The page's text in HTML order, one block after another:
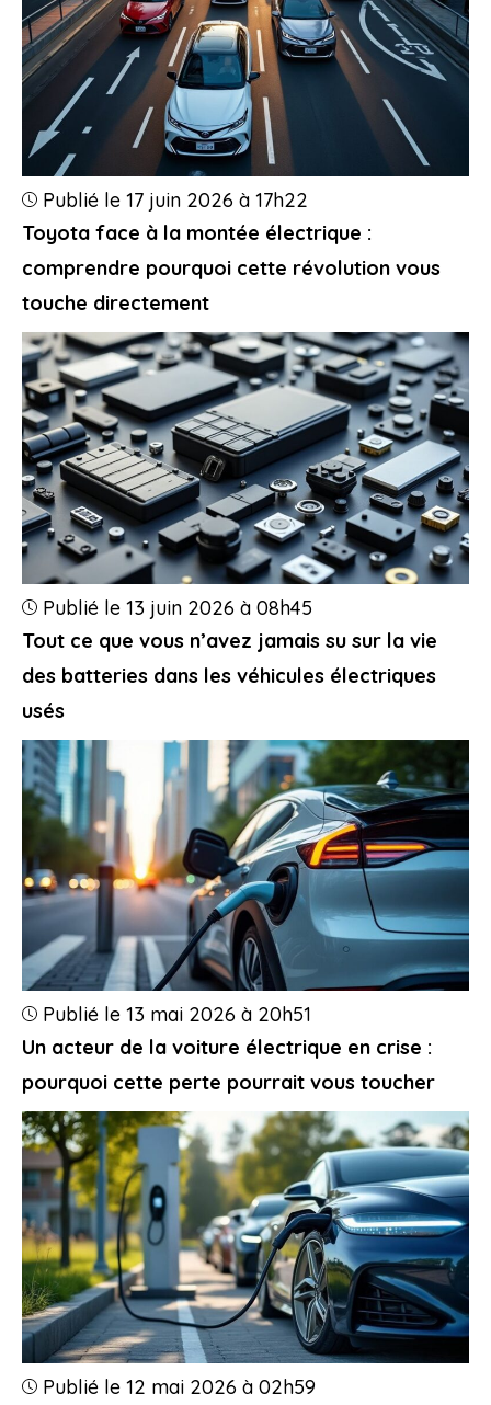
Toyota face à la montée électrique :
comprendre pourquoi cette révolution vous
touche directement
Publié le 17 juin 2026 à 17h22
Tout ce que vous n’avez jamais su sur la vie
des batteries dans les véhicules électriques
usés
Publié le 13 juin 2026 à 08h45
Un acteur de la voiture électrique en crise :
pourquoi cette perte pourrait vous toucher
Publié le 13 mai 2026 à 20h51
Publié le 12 mai 2026 à 02h59